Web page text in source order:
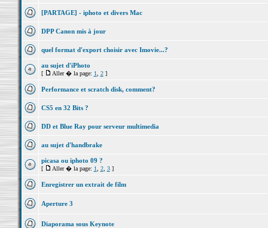
[PARTAGE] - iphoto et divers Mac
DPP Canon mis à jour
quel format d'export choisir avec Imovie...?
au sujet d'iPhoto
[ Aller � la page: 1 2]
Performance et scratch disk, comment?
CS5 en 32 Bits ?
DD et Blue Ray pour serveur multimedia
au sujet d'handbrake
picasa ou iphoto 09 ?
[ Aller � la page: 1 2, 3]
Enregistrer un extrait de film
Aperture 3
Diaporama sous Keynote